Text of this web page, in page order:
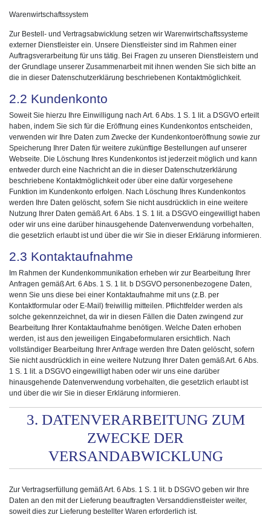
Warenwirtschaftssystem
Zur Bestell- und Vertragsabwicklung setzen wir Warenwirtschaftssysteme
externer Dienstleister ein. Unsere Dienstleister sind im Rahmen einer
Auftragsverarbeitung für uns tätig. Bei Fragen zu unseren Dienstleistern und
der Grundlage unserer Zusammenarbeit mit ihnen wenden Sie sich bitte an
die in dieser Datenschutzerklärung beschriebenen Kontaktmöglichkeit.
2.2 Kundenkonto
Soweit Sie hierzu Ihre Einwilligung nach Art. 6 Abs. 1 S. 1 lit. a DSGVO erteilt
haben, indem Sie sich für die Eröffnung eines Kundenkontos entscheiden,
verwenden wir Ihre Daten zum Zwecke der Kundenkontoeröffnung sowie zur
Speicherung Ihrer Daten für weitere zukünftige Bestellungen auf unserer
Webseite. Die Löschung Ihres Kundenkontos ist jederzeit möglich und kann
entweder durch eine Nachricht an die in dieser Datenschutzerklärung
beschriebene Kontaktmöglichkeit oder über eine dafür vorgesehene
Funktion im Kundenkonto erfolgen. Nach Löschung Ihres Kundenkontos
werden Ihre Daten gelöscht, sofern Sie nicht ausdrücklich in eine weitere
Nutzung Ihrer Daten gemäß Art. 6 Abs. 1 S. 1 lit. a DSGVO eingewilligt haben
oder wir uns eine darüber hinausgehende Datenverwendung vorbehalten,
die gesetzlich erlaubt ist und über die wir Sie in dieser Erklärung informieren.
2.3 Kontaktaufnahme
Im Rahmen der Kundenkommunikation erheben wir zur Bearbeitung Ihrer
Anfragen gemäß Art. 6 Abs. 1 S. 1 lit. b DSGVO personenbezogene Daten,
wenn Sie uns diese bei einer Kontaktaufnahme mit uns (z.B. per
Kontaktformular oder E-Mail) freiwillig mitteilen. Pflichtfelder werden als
solche gekennzeichnet, da wir in diesen Fällen die Daten zwingend zur
Bearbeitung Ihrer Kontaktaufnahme benötigen. Welche Daten erhoben
werden, ist aus den jeweiligen Eingabeformularen ersichtlich. Nach
vollständiger Bearbeitung Ihrer Anfrage werden Ihre Daten gelöscht, sofern
Sie nicht ausdrücklich in eine weitere Nutzung Ihrer Daten gemäß Art. 6 Abs.
1 S. 1 lit. a DSGVO eingewilligt haben oder wir uns eine darüber
hinausgehende Datenverwendung vorbehalten, die gesetzlich erlaubt ist
und über die wir Sie in dieser Erklärung informieren.
3. DATENVERARBEITUNG ZUM
ZWECKE DER
VERSANDABWICKLUNG
Zur Vertragserfüllung gemäß Art. 6 Abs. 1 S. 1 lit. b DSGVO geben wir Ihre
Daten an den mit der Lieferung beauftragten Versanddienstleister weiter,
soweit dies zur Lieferung bestellter Waren erforderlich ist.